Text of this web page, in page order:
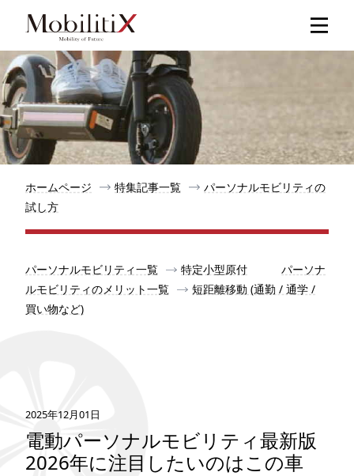
人気記事
特集記事
モビリティ
メリット
お問い合わせ
ホームページ 特集記事一覧
パーソナルモビリティの
試し方
パーソナルモビリティ一覧 特定小型原付
パーソナ
ルモビリティのメリット一覧
短距離移動 (通勤 / 通学 /
買い物など)
2025年12月01日
電動パーソナルモビリティ最新版
2026年に注目したいのはこの車